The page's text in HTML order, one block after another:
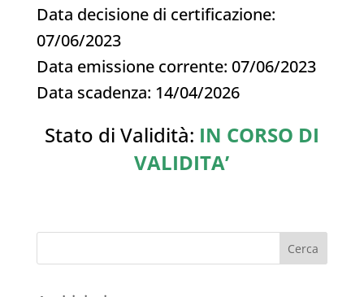
Data decisione di certificazione:
07/06/2023
Data emissione corrente: 07/06/2023
Data scadenza: 14/04/2026
Stato di Validità: IN CORSO DI
VALIDITA’